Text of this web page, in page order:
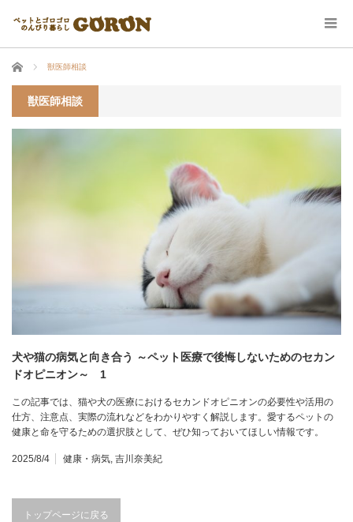
ホーム 獣医師相談
獣医師相談
犬や猫の病気と向き合う ～ペット医療で後悔しないためのセカン
ドオピニオン～ 1
この記事では、猫や犬の医療におけるセカンドオピニオンの必要性や活用の
仕方、注意点、実際の流れなどをわかりやすく解説します。愛するペットの
健康と命を守るための選択肢として、ぜひ知っておいてほしい情報です。
2025/8/4 健康・病気, 吉川奈美紀
トップページに戻る